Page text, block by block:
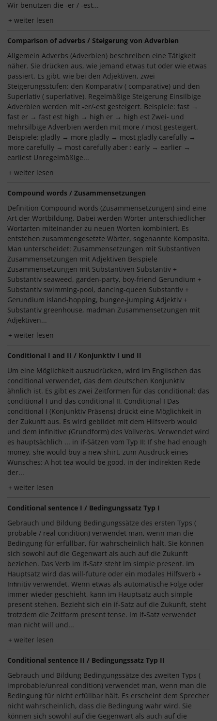
Wir benutzen die -er / -est...
weiter lesen
Comparison of adverbs / Steigerung von Adverbien
Allgemein Adverbs (Adverbien) beschreiben eine Tätigkeit
näher. Sie drücken aus, wie jemand etwas tut oder wie etwas
passiert. Es gibt, wie bei den Adjektiven, zwei
Steigerungsstufen: den Komparativ ( comparative) und den
Superlativ ( superlative). Regelmäßige Steigerung Einsilbige
Adverbien werden mit -er/-est gesteigert. Beispiele: fast →
fast er → fast est high → high er → high est Zwei- und
mehrsilbige Adverbien werden mit more / most gesteigert.
Beispiele: gladly → more gladly → most gladly carefully →
more carefully → most carefully aber : early → earlier →
earliest Unregelmäßige...
weiter lesen
Compound words / Zusammensetzungen
Definition Compound words (Zusammensetzungen) sind eine
Art der Wortbildung. Dabei werden Wörter unterschiedlicher
Wortarten miteinander zu neuen Worten kombiniert. Es
entstehen zusammengesetzte Wörter, sogenannte Komposita.
Man unterscheidet: Zusammensetzungen mit Substantiven
Zusammensetzungen mit Adjektiven Beispiele
Zusammensetzungen mit Substantiven Substantiv +
Substantiv seaweed, garden-party, boy-friend Gerundium +
Substantiv swimming-pool, dancing-queen Substantiv +
Gerundium island-hopping, bungee-jumping Adjektiv +
Substantiv greenhouse, madman Zusammensetzungen mit
Adjektiven...
weiter lesen
Conditional I and II / Konjunktiv I und II
Um eine Möglichkeit auszudrücken, wird im Englischen das
conditional verwendet, das dem deutschen Konjunktiv
ähnlich ist. Es gibt es zwei Zeitformen für das conditional: das
conditional I und das conditional II. Conditional I Das
conditional I (Konjunktiv Präsens) drückt eine Möglichkeit in
der Zukunft aus. Es wird gebildet mit dem Hilfsverb would
und dem infinitive (Grundform) des Vollverbs. Verwendet wird
es hauptsächlich ... in if-Sätzen vom Typ II: If she had enough
money, she would buy a new shirt. zum Ausdruck eines
Wunsches: A hot tea would be good. in der indirekten Rede
der...
weiter lesen
Conditional sentence I / Bedingungssatz Typ I
Gebrauch und Bildung Bedingungssätze des ersten Typs (
probable / real condition) verwendet man, wenn man die
Bedingung für erfüllbar, für wahrscheinlich hält. Sie können
sich sowohl auf die Gegenwart als auch auf die Zukunft
beziehen. Das Verb im if-Satz steht im simple present. Im
Hauptsatz wird das will-future oder ein modales Hilfsverb +
Inﬁnitiv verwendet. Wenn etwas als automatische Folge oder
immer wieder geschieht, kann im Hauptsatz auch simple
present stehen. Bezieht sich ein if-Satz auf die Zukunft, steht
trotzdem die Zeitform present tense. Im if-Satz verwendet
man nicht will und...
weiter lesen
Conditional sentence II / Bedingungssatz Typ II
Gebrauch und Bildung Bedingungssätze des zweiten Typs (
improbable/unreal condition) verwendet man, wenn man die
Bedingung für nicht erfüllbar hält. Es erscheint dem Sprecher
nicht wahrscheinlich, dass die Bedingung wahr wird. Sie
können sich sowohl auf die Gegenwart als auch auf die